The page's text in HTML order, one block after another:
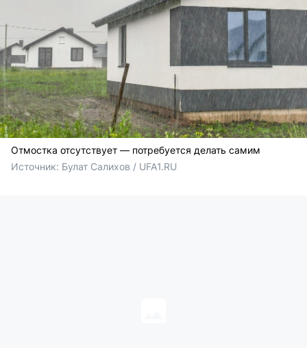
Отмостка отсутствует — потребуется делать самим
Источник: Булат Салихов / UFA1.RU